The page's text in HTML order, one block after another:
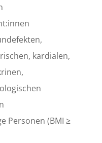
kardialen,
Personen (BMI ≥